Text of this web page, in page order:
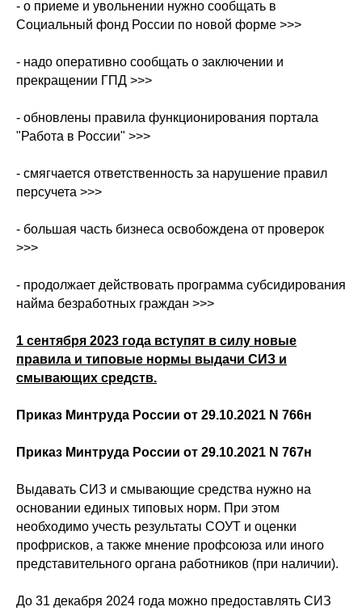
- о приеме и увольнении нужно сообщать в
Социальный фонд России по новой форме >>>
- надо оперативно сообщать о заключении и
прекращении ГПД >>>
- обновлены правила функционирования портала
"Работа в России" >>>
- смягчается ответственность за нарушение правил
персучета >>>
- большая часть бизнеса освобождена от проверок
>>>
- продолжает действовать программа субсидирования
найма безработных граждан >>>
1 сентября 2023 года вступят в силу новые
правила и типовые нормы выдачи СИЗ и
смывающих средств.
Приказ Минтруда России от 29.10.2021 N 766н
Приказ Минтруда России от 29.10.2021 N 767н
Выдавать СИЗ и смывающие средства нужно на
основании единых типовых норм. При этом
необходимо учесть результаты СОУТ и оценки
профрисков, а также мнение профсоюза или иного
представительного органа работников (при наличии).
До 31 декабря 2024 года можно предоставлять СИЗ